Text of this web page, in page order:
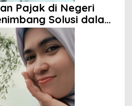
Pajak di Negeri
Solusi dalam